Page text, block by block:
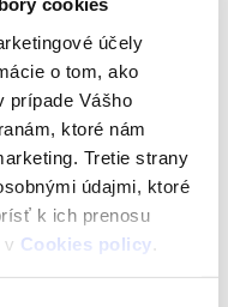
účely
o tom, ako
prípade Vášho
ktoré nám
Tretie strany
údajmi, ktoré
k ich prenosu
v Cookies policy
kuriérom)